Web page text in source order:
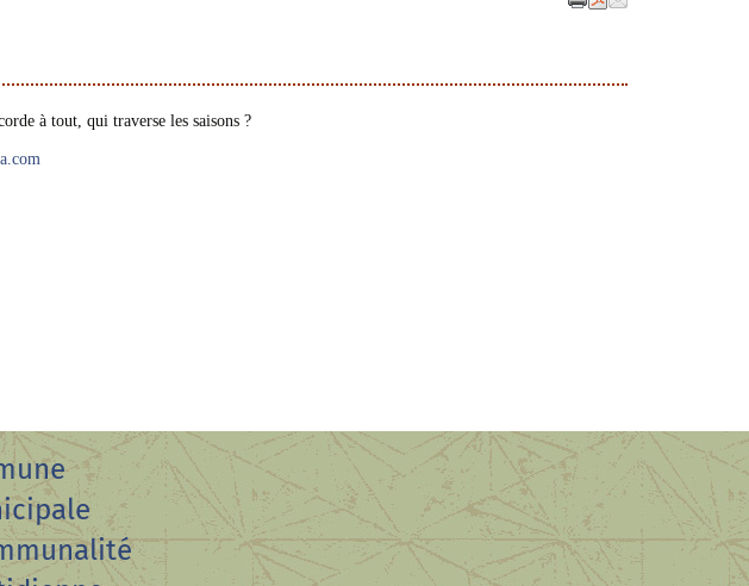
à tout, qui traverse les saisons ?